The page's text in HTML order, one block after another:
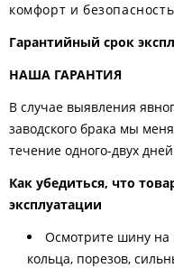
комфорт и
Гарантийный срок
НАША ГАРАНТИЯ
В случае выявления
заводского брака мы
течение одного-двух
Как убедиться, что
эксплуатации
Осмотрите шину на
кольца, порезов,